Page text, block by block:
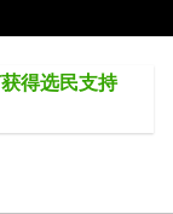
得选民支持